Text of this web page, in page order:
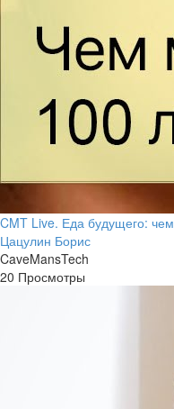
CMT Live. Еда будущего:
Цацулин Борис
CaveMansTech
20 Просмотры